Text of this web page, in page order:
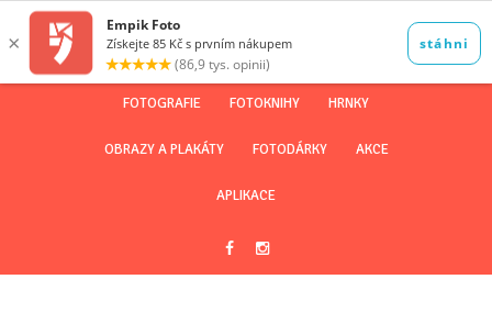
FOTOGRAFIE FOTOKNIHY HRNKY
OBRAZY A PLAKÁTY FOTODÁRKY AKCE
APLIKACE